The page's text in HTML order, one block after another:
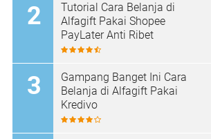
Tutorial Cara Belanja di
Alfagift Pakai Shopee
PayLater Anti Ribet
Gampang Banget Ini Cara
Belanja di Alfagift Pakai
Kredivo